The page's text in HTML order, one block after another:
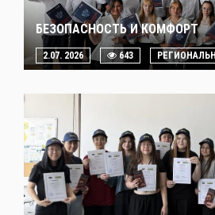
БЕЗОПАСНОСТЬ И КОМФОРТ
2.07. 2026 643